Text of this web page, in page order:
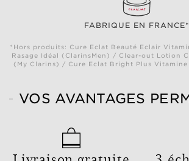
FABRIQUE EN FRANCE*
*Hors produits: Cure Eclat Beauté Eclair
Rasage Idéal (ClarinsMen) / Clear-out Lotion
(My Clarins) / Cure Eclat Bright Plus Vitamine
VOS AVANTAGES